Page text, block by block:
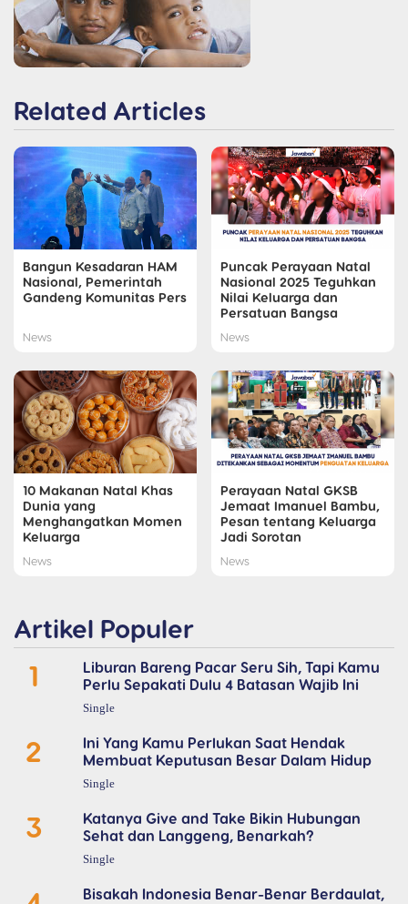
Related Articles
Bangun Kesadaran HAM
Nasional, Pemerintah
Gandeng Komunitas Pers
News
Puncak Perayaan Natal
Nasional 2025 Teguhkan
Nilai Keluarga dan
Persatuan Bangsa
News
10 Makanan Natal Khas
Dunia yang
Menghangatkan Momen
Keluarga
News
Perayaan Natal GKSB
Jemaat Imanuel Bambu,
Pesan tentang Keluarga
Jadi Sorotan
News
Artikel Populer
1
Liburan Bareng Pacar Seru Sih, Tapi Kamu
Perlu Sepakati Dulu 4 Batasan Wajib Ini
Single
2
Ini Yang Kamu Perlukan Saat Hendak
Membuat Keputusan Besar Dalam Hidup
Single
3
Katanya Give and Take Bikin Hubungan
Sehat dan Langgeng, Benarkah?
Single
Bisakah Indonesia Benar-Benar Berdaulat,